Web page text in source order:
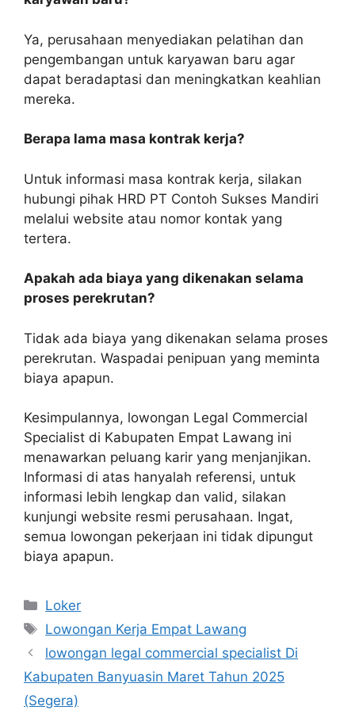
Ya, perusahaan menyediakan pelatihan dan
pengembangan untuk karyawan baru agar
dapat beradaptasi dan meningkatkan keahlian
mereka.
Berapa lama masa kontrak kerja?
Untuk informasi masa kontrak kerja, silakan
hubungi pihak HRD PT Contoh Sukses Mandiri
melalui website atau nomor kontak yang
tertera.
Apakah ada biaya yang dikenakan selama
proses perekrutan?
Tidak ada biaya yang dikenakan selama proses
perekrutan. Waspadai penipuan yang meminta
biaya apapun.
Kesimpulannya, lowongan Legal Commercial
Specialist di Kabupaten Empat Lawang ini
menawarkan peluang karir yang menjanjikan.
Informasi di atas hanyalah referensi, untuk
informasi lebih lengkap dan valid, silakan
kunjungi website resmi perusahaan. Ingat,
semua lowongan pekerjaan ini tidak dipungut
biaya apapun.
Kategori
Loker
Tag
Lowongan Kerja Empat Lawang
lowongan legal commercial specialist Di
Kabupaten Banyuasin Maret Tahun 2025
(Segera)